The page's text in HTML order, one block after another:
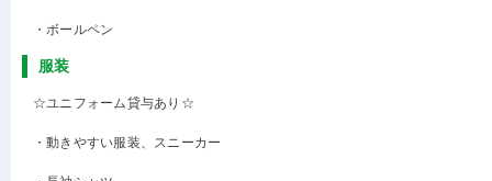
・ボールペン
服装
☆ユニフォーム貸与あり☆
・動きやすい服装、スニーカー